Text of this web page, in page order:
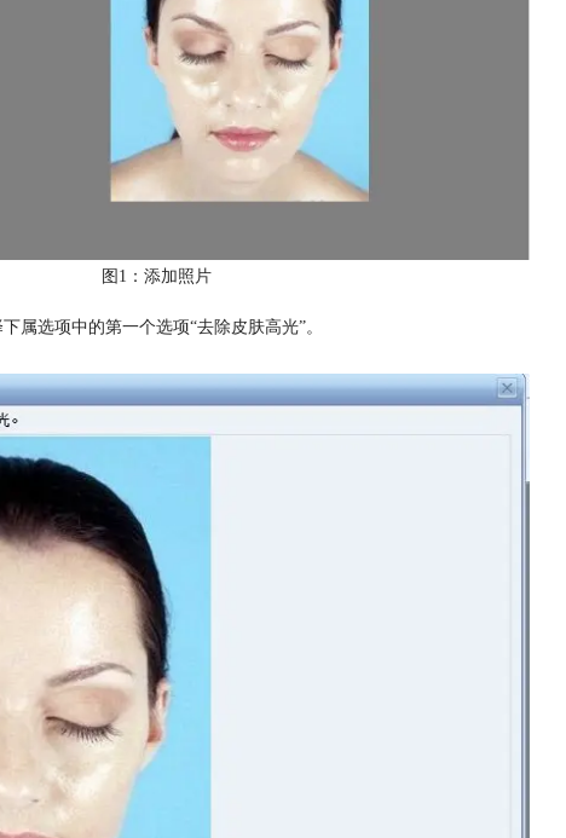
图1：添加照片
属选项中的第一个选项“去除皮肤高光”。